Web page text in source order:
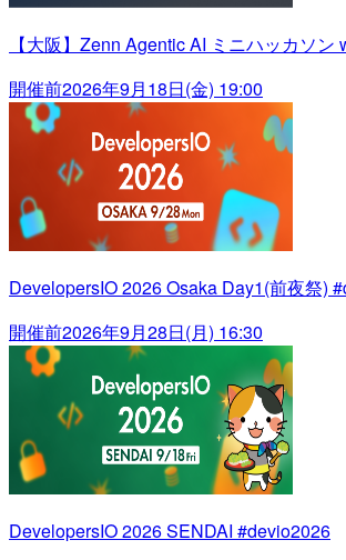
【大阪】Zenn Agentic AI ミニハッカソ
開催前2026年9月18日(金) 19:00
DevelopersIO 2026 Osaka Day1(前夜祭)
開催前2026年9月28日(月) 16:30
DevelopersIO 2026 SENDAI #devio2026